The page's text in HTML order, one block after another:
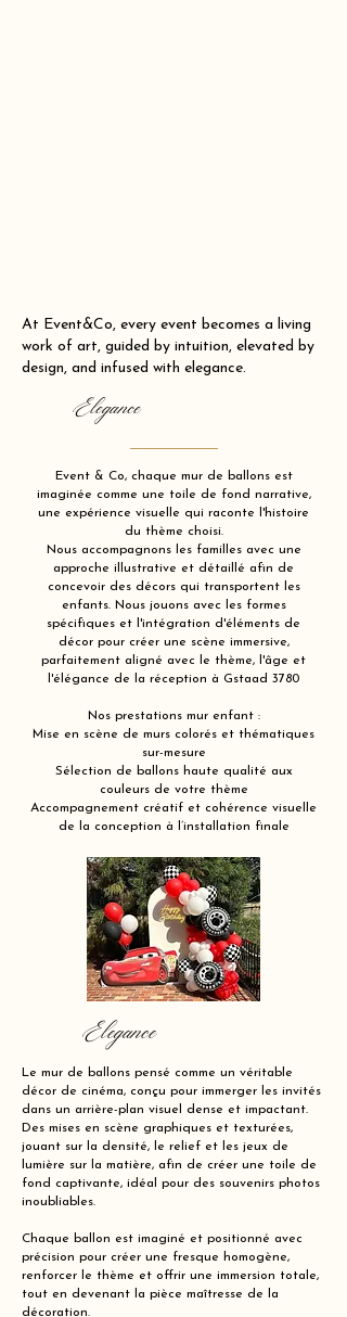
At Event&Co, every event becomes a living
work of art, guided by intuition, elevated by
design, and infused with elegance.
Elegance
Event & Co, chaque mur de ballons est
imaginée comme une toile de fond narrative,
une expérience visuelle qui raconte l'histoire
du thème choisi.
Nous accompagnons les familles avec une
approche illustrative et détaillé afin de
concevoir des décors qui transportent les
enfants. Nous jouons avec les formes
spécifiques et l'intégration d'éléments de
décor pour créer une scène immersive,
parfaitement aligné avec le thème, l'âge et
l'élégance de la réception à Gstaad 3780
Nos prestations mur enfant :
Mise en scène de murs colorés et thématiques
sur-mesure
Sélection de ballons haute qualité aux
couleurs de votre thème
Accompagnement créatif et cohérence visuelle
de la conception à l’installation finale
Elegance
Le mur de ballons pensé comme un véritable
décor de cinéma, conçu pour immerger les invités
dans un arrière-plan visuel dense et impactant.
Des mises en scène graphiques et texturées,
jouant sur la densité, le relief et les jeux de
lumière sur la matière, afin de créer une toile de
fond captivante, idéal pour des souvenirs photos
inoubliables.
Chaque ballon est imaginé et positionné avec
précision pour créer une fresque homogène,
renforcer le thème et offrir une immersion totale,
tout en devenant la pièce maîtresse de la
décoration.